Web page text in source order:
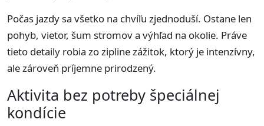
Počas jazdy sa všetko na chvíľu zjednoduší. Ostane len
pohyb, vietor, šum stromov a výhľad na okolie. Práve
tieto detaily robia zo zipline zážitok, ktorý je intenzívny,
ale zároveň príjemne prirodzený.
Aktivita bez potreby špeciálnej
kondície